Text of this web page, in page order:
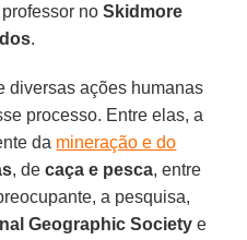
professor noSkidmore
.
diversas ações humanas
processo. Entre elas, a
da mineração e do
, decaça e pesca, entre
a pesquisa,
Geographic Society e